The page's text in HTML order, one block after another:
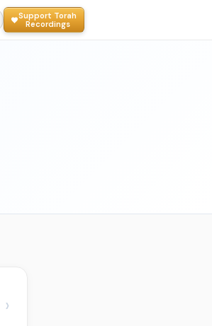
Support Torah
Recordings
›